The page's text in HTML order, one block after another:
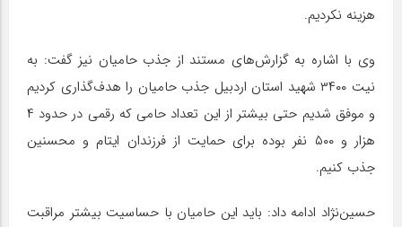
هزینه نکردیم.
وی با اشاره به گزارش‌های مستند از جذب حامیان نیز گفت: به
نیت ۳۴۰۰ شهید استان اردبیل جذب حامیان را هدف‌گذاری کردیم
و موفق شدیم حتی بیشتر از این تعداد حامی که رقمی در حدود ۴
هزار و ۵۰۰ نفر بوده برای حمایت از فرزندان ایتام و محسنین
جذب کنیم.
حسين‌نژاد ادامه داد: باید این حامیان با حساسیت بیشتر مراقبت